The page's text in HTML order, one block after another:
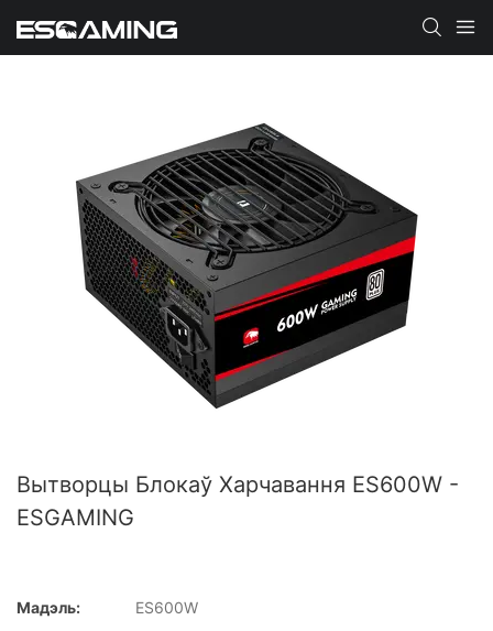
Вытворцы Блокаў Харчавання ES600W -
ESGAMING
Мадэль:
ES600W